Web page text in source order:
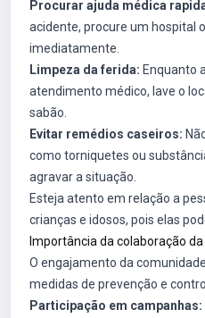
Procurar ajuda médica
acidente, procure um hospital
imediatamente.
Limpeza da ferida: Enquanto
atendimento médico, lave o
sabão.
Evitar remédios caseiros:
como torniquetes ou
agravar a situação.
Esteja atento em relação a
crianças e idosos, pois elas
Importância da colaboração
O engajamento da
medidas de prevenção e
Participação em campanhas: